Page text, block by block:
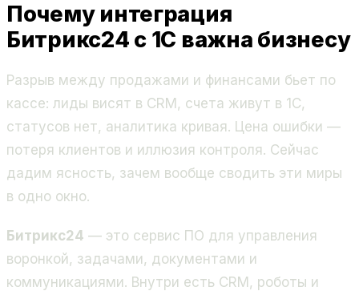
Почему интеграция
Битрикс24 с 1С важна бизнесу
Разрыв между продажами и финансами бьет по
кассе: лиды висят в CRM, счета живут в 1С,
статусов нет, аналитика кривая. Цена ошибки —
потеря клиентов и иллюзия контроля. Сейчас
дадим ясность, зачем вообще сводить эти миры
в одно окно.
Битрикс24 — это сервис ПО для управления
воронкой, задачами, документами и
коммуникациями. Внутри есть CRM, роботы и